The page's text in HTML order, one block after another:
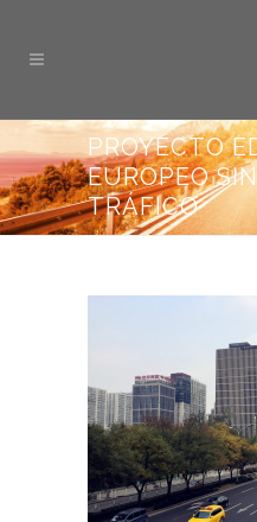
PROYECTO
EUROPEO
TRÁFICO